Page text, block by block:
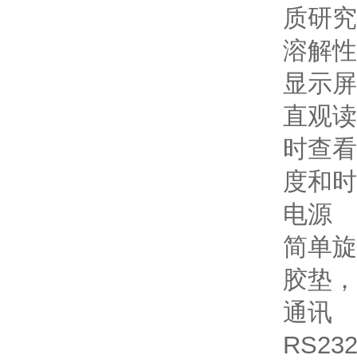
质研
溶解
显示屏
直观
时查
度和
电源
简单
胶垫
通讯